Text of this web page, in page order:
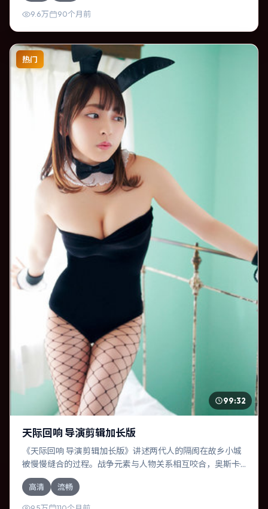
晰，适合喜欢强情节与细腻表演的观众。
9.6万 90个月前
热门
99:32
天际回响 导演剪辑加长版
《天际回响 导演剪辑加长版》讲述两代人的隔阂在故乡小城
被慢慢缝合的过程。战争元素与人物关系相互咬合，奥斯卡·
伊萨克、全智贤的对手戏尤为出彩。导演乌尔善善于在长镜
头中积蓄张力，本片亦在澳大利亚实地取景，增强真实质
感。
高清 流畅